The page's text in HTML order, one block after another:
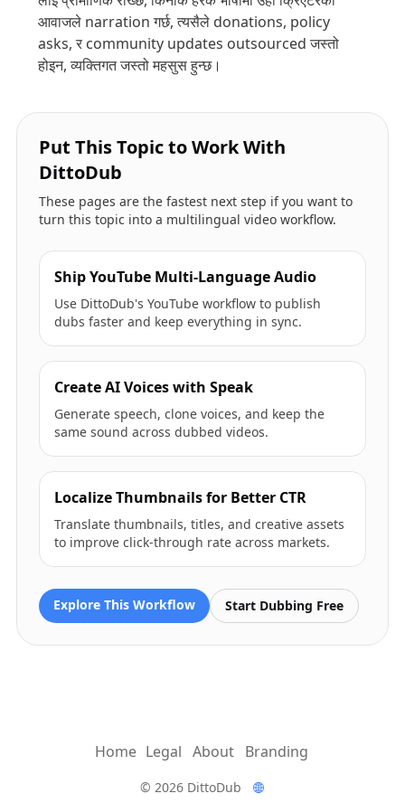
आवाजले narration गर्छ, त्यसैले donations, policy
asks, र community updates outsourced जस्तो
होइन, व्यक्तिगत जस्तो महसुस हुन्छ।
Put This Topic to Work With
DittoDub
These pages are the fastest next step if you want to
turn this topic into a multilingual video workflow.
Ship YouTube Multi-Language Audio
Use DittoDub's YouTube workflow to publish
dubs faster and keep everything in sync.
Create AI Voices with Speak
Generate speech, clone voices, and keep the
same sound across dubbed videos.
Localize Thumbnails for Better CTR
Translate thumbnails, titles, and creative assets
to improve click-through rate across markets.
Explore This Workflow Start Dubbing Free
Home Legal About Branding
© 2026 DittoDub